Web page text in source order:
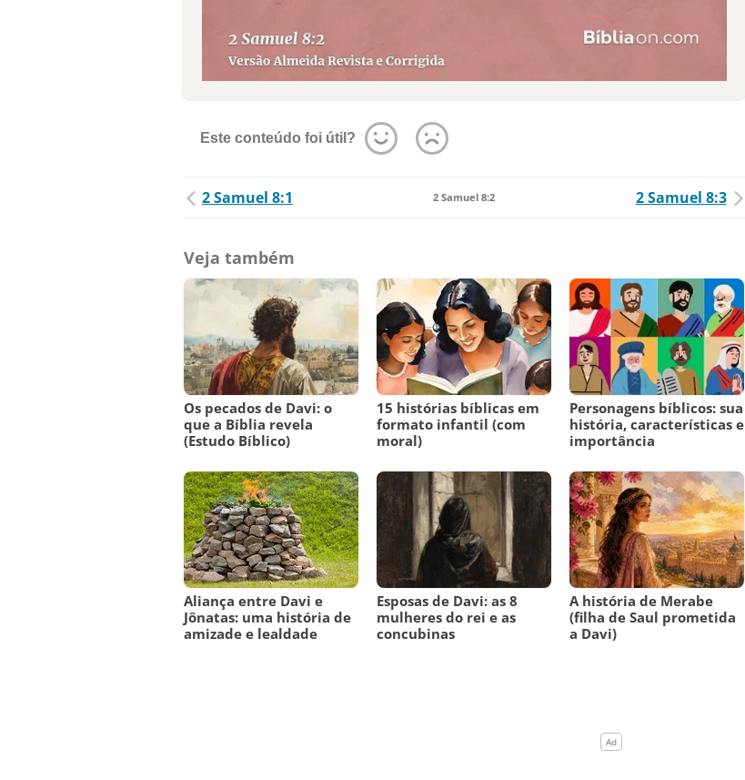
Este conteúdo foi útil?
2 Samuel 8:1 2 Samuel 8:2 2 Samuel 8:3
Veja também
Os pecados de Davi: o
que a Bíblia revela
(Estudo Bíblico)
15 histórias bíblicas em
formato infantil (com
moral)
Personagens bíblicos: sua
história, características e
importância
Aliança entre Davi e
Jônatas: uma história de
amizade e lealdade
Esposas de Davi: as 8
mulheres do rei e as
concubinas
A história de Merabe
(filha de Saul prometida
a Davi)